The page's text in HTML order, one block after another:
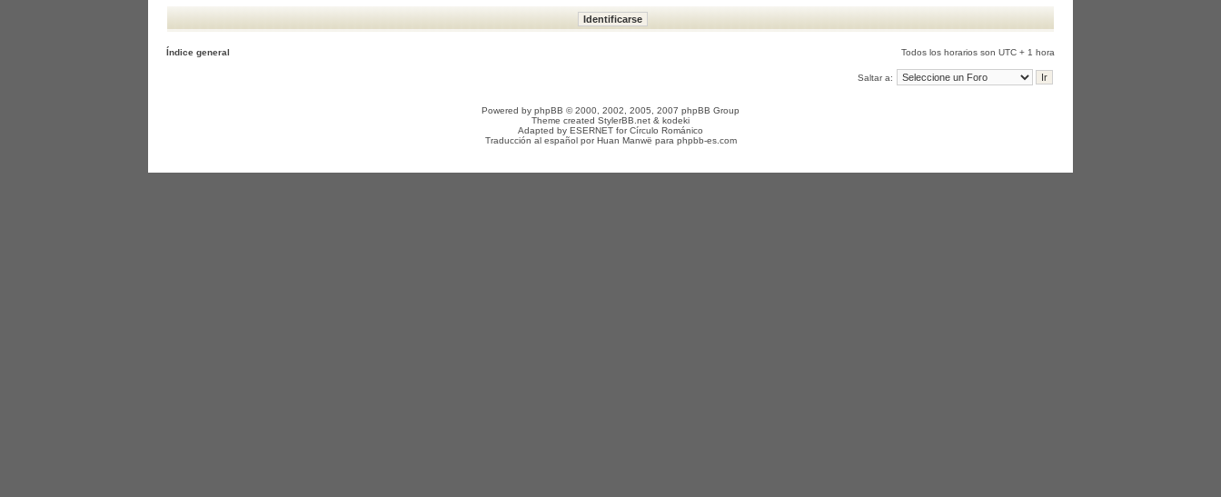
Índice general Todos los horarios son UTC + 1 hora
Saltar a:
Powered by phpBB © 2000, 2002, 2005, 2007 phpBB Group
Theme created StylerBB.net & kodeki
Adapted by ESERNET forCírculo Románico
Traducción al español porHuan Manwë para phpbb-es.com